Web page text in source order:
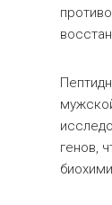
генов,